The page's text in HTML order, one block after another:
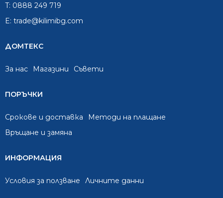
T: 0888 249 719
E: trade@kilimibg.com
ДОМТЕКС
За нас Mагазини Съвети
ПОРЪЧКИ
Срокове и доставка
Методи на плащане
Връщане и замяна
ИНФОРМАЦИЯ
Условия за ползване Личните данни